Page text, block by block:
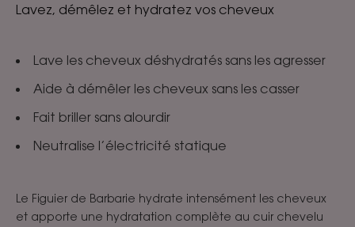
Lavez, démêlez et hydratez vos cheveux
Lave les cheveux déshydratés sans les agresser
Aide à démêler les cheveux sans les casser
Fait briller sans alourdir
Neutralise l’électricité statique
Le Figuier de Barbarie hydrate intensément les cheveux
et apporte une hydratation complète au cuir chevelu